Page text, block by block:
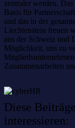
zentraler werden.
Basis für
und das in der
Liechtenstein freuen
aus der Schweiz und
Möglichkeit, uns zu
Zusammenarbeiten
Diese
interessieren: